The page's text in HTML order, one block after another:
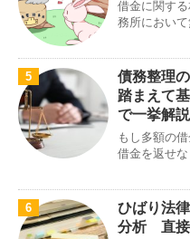
借金に関す
務所におい
5
債務整理
踏まえて
で一挙解説
もし多額の
借金を返せ
6
ひばり法
分析 直接